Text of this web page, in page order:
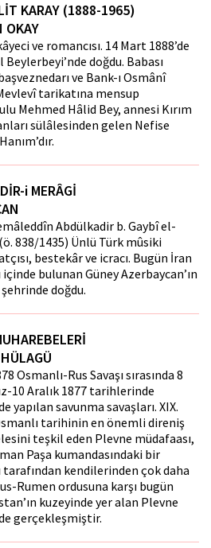
KARAY (1888-1965)
OKAY
ve romancısı. 14 Mart 1888’de
doğdu. Babası
ve Bank-ı Osmânî
tarikatına mensup
Mehmed Hâlid Bey, annesi Kırım
sülâlesinden gelen Nefise
i MERÂGİ
Abdülkadir b. Gaybî el-
838/1435) Ünlü Türk mûsiki
bestekâr ve icracı. Bugün İran
içinde bulunan Güney Azerbaycan’ın
doğdu.
Osmanlı-Rus Savaşı sırasında 8
10 Aralık 1877 tarihlerinde
yapılan savunma savaşları. XIX.
tarihinin en önemli direniş
teşkil eden Plevne müdafaası,
Paşa kumandasındaki bir
kendilerinden çok daha
Rumen ordusuna karşı bugün
kuzeyinde yer alan Plevne
gerçekleşmiştir.